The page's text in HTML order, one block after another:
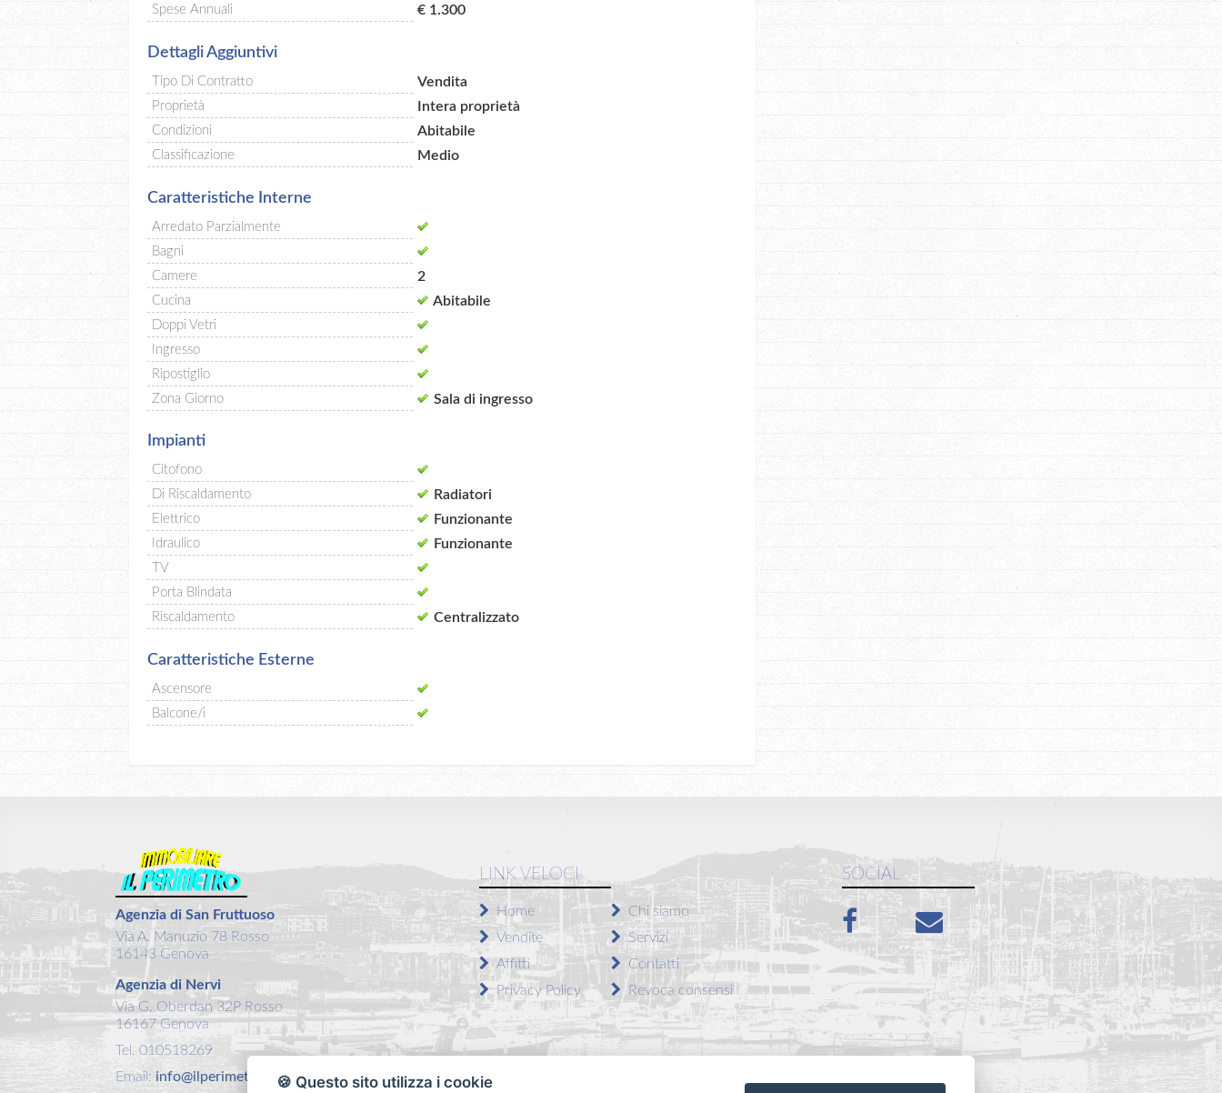
Spese Annuali € 1.300
Dettagli Aggiuntivi
Tipo Di Contratto Vendita
Proprietà Intera proprietà
Condizioni Abitabile
Classificazione Medio
Caratteristiche Interne
Arredato Parzialmente
Bagni
Camere
2
Cucina Abitabile
Doppi Vetri
Ingresso
Ripostiglio
Zona Giorno
Sala di ingresso
Impianti
Citofono
Di Riscaldamento
Radiatori
Elettrico Funzionante
Idraulico Funzionante
TV
Porta Blindata
Riscaldamento
Centralizzato
Caratteristiche Esterne
Ascensore
Balcone/i
Agenzia di San Fruttuoso
Via A. Manuzio 78 Rosso
16143 Genova
Agenzia di Nervi
Via G. Oberdan 32P Rosso
16167 Genova
Tel. 010518269
Email: info@ilperimetro.it
LINK VELOCI
Home
Vendite
Affitti
Privacy Policy
Chi siamo
Servizi
Contatti
Revoca consensi
SOCIAL
🍪 Questo sito utilizza i cookie